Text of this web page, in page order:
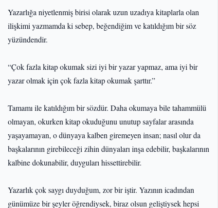
Yazarlığa niyetlenmiş birisi olarak uzun uzadıya kitaplarla olan
ilişkimi yazmamda ki sebep, beğendiğim ve katıldığım bir söz
yüzündendir.
“Çok fazla kitap okumak sizi iyi bir yazar yapmaz, ama iyi bir
yazar olmak için çok fazla kitap okumak şarttır.”
Tamamı ile katıldığım bir sözdür. Daha okumaya bile tahammülü
olmayan, okurken kitap okuduğunu unutup sayfalar arasında
yaşayamayan, o dünyaya kalben giremeyen insan; nasıl olur da
başkalarının girebileceği zihin dünyaları inşa edebilir, başkalarının
kalbine dokunabilir, duyguları hissettirebilir.
Yazarlık çok saygı duyduğum, zor bir iştir. Yazının icadından
günümüze bir şeyler öğrendiysek, biraz olsun geliştiysek hepsi